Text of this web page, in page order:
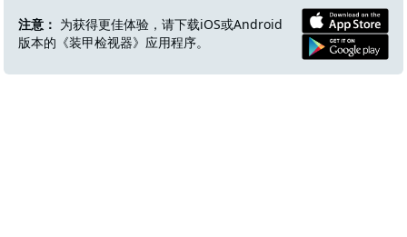
注意： 为获得更佳体验，请下载iOS或Android
版本的《装甲检视器》应用程序。